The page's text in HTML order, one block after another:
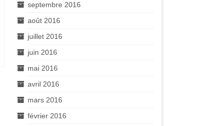
septembre 2016
août 2016
juillet 2016
juin 2016
mai 2016
avril 2016
mars 2016
février 2016